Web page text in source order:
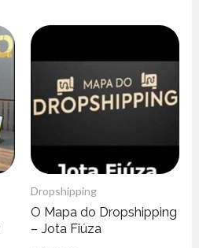
Dropshipping
O Mapa do Dropshipping
– Jota Fiúza